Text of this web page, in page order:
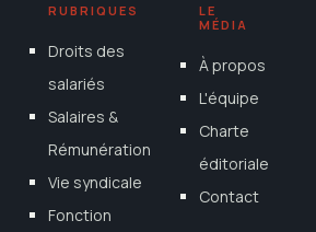
RUBRIQUES
Droits des
salariés
Salaires &
Rémunération
Vie syndicale
Fonction
LE
MÉDIA
À propos
L'équipe
Charte
éditoriale
Contact